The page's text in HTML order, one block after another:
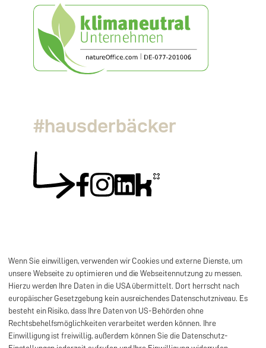
#hausderbäcker
Impressum Datenschutz
AGB
©2026
Wenn Sie einwilligen, verwenden wir Cookies und externe Dienste, um
unsere Webseite zu optimieren und die Webseitennutzung zu messen.
Hierzu werden Ihre Daten in die USA übermittelt. Dort herrscht nach
europäischer Gesetzgebung kein ausreichendes Datenschutzniveau. Es
besteht ein Risiko, dass Ihre Daten von US-Behörden ohne
Rechtsbehelfsmöglichkeiten verarbeitet werden können. Ihre
Einwilligung ist freiwillig, außerdem können Sie die Datenschutz-